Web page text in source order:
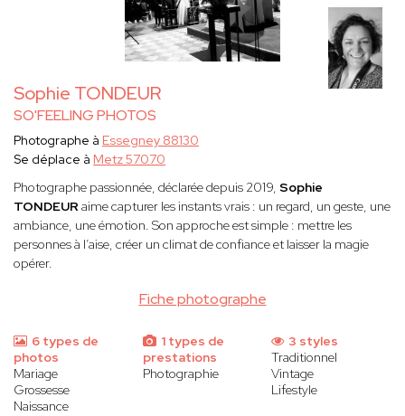
Sophie TONDEUR
SO'FEELING PHOTOS
Fiche photographe
Photographe à Essegney 88130
Se déplace à Metz 57070
Photographe passionnée, déclarée depuis 2019, Sophie
TONDEUR aime capturer les instants vrais : un regard, un geste, une
ambiance, une émotion. Son approche est simple : mettre les
personnes à l’aise, créer un climat de confiance et laisser la magie
opérer.
6 types de
photos
Mariage
Grossesse
Naissance
1 types de
prestations
Photographie
3 styles
Traditionnel
Vintage
Lifestyle